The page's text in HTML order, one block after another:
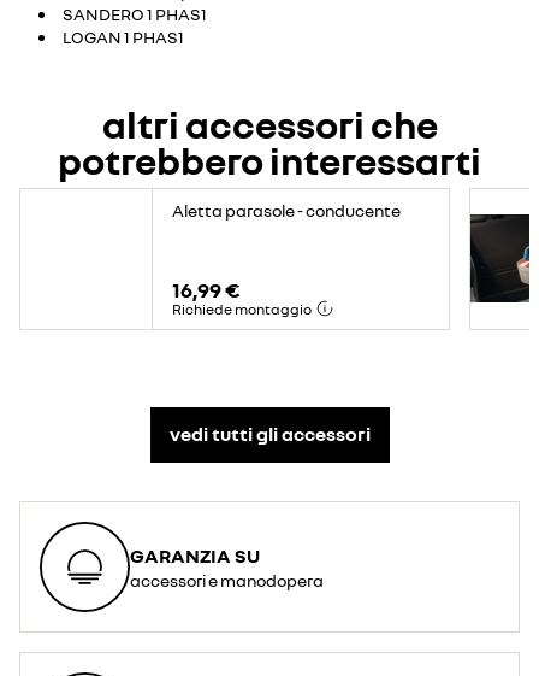
SANDERO 1 PHAS1
LOGAN 1 PHAS1
altri accessori che
potrebbero interessarti
Aletta parasole - conducente
16,99 €
Richiede montaggio
vedi tutti gli accessori​
GARANZIA SU
accessori e manodopera